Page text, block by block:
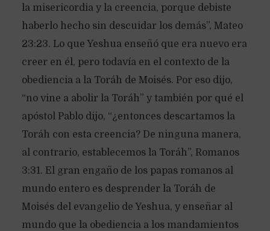
la misericordia y la creencia, porque debiste
haberlo hecho sin descuidar los demás”, Mateo
23:23. Lo que Yeshua enseñó que era nuevo era
creer en él, pero todavía en el contexto de la
obediencia a la Toráh de Moisés. Por eso dijo,
“no vine a abolir la Toráh” y también por qué el
apóstol Pablo dijo, “¿entonces descartamos la
Toráh con esta creencia? De ninguna manera,
al contrario, establecemos la Toráh”, Romanos
3:31. El gran engaño de los papas romanos al
mundo entero es desprender la Toráh de
Moisés del evangelio de Yeshua, y enseñar al
mundo que la obediencia a los mandamientos